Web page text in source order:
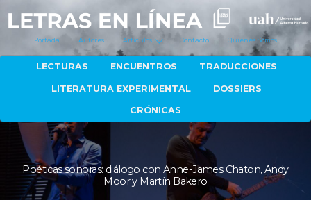
Portada Autores Artículos Contacto Quiénes Somos
LECTURAS ENCUENTROS TRADUCCIONES
LITERATURA EXPERIMENTAL DOSSIERS
CRÓNICAS
Poéticas sonoras: diálogo con Anne-James Chaton, Andy
Moor y Martín Bakero